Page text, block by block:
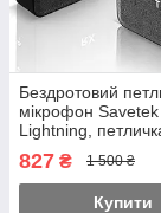
Бездротовий
мікрофон
Lightning,
шумозаглушенням,
радіосистема 2.4
827 ₴ 1 500 ₴
Купити